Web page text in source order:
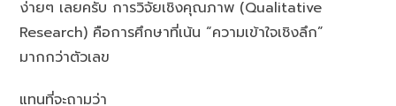
ง่ายๆ เลยครับ การวิจัยเชิงคุณภาพ (Qualitative
Research) คือการศึกษาที่เน้น “ความเข้าใจเชิงลึก”
มากกว่าตัวเลข
แทนที่จะถามว่า